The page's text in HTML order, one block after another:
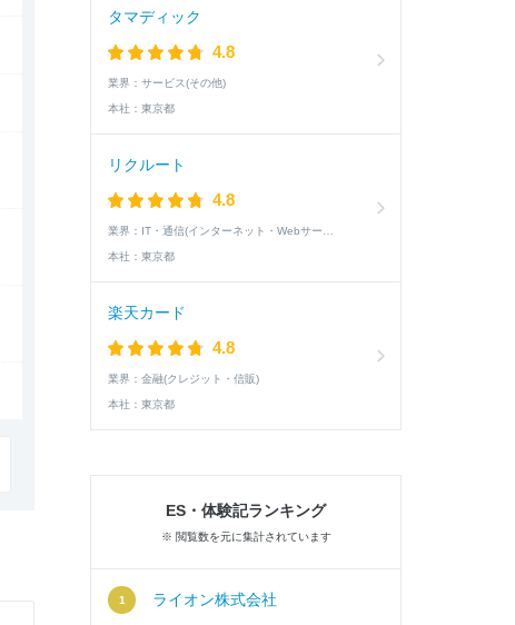
タマディック
4.8
業界： サービス(その他)
本社： 東京都
リクルート
4.8
業界：
本社： 東京都
楽天カード
4.8
業界： 金融(クレジット・信販)
本社： 東京都
ES・体験記ランキング
※ 閲覧数を元に集計されています
ライオン株式会社